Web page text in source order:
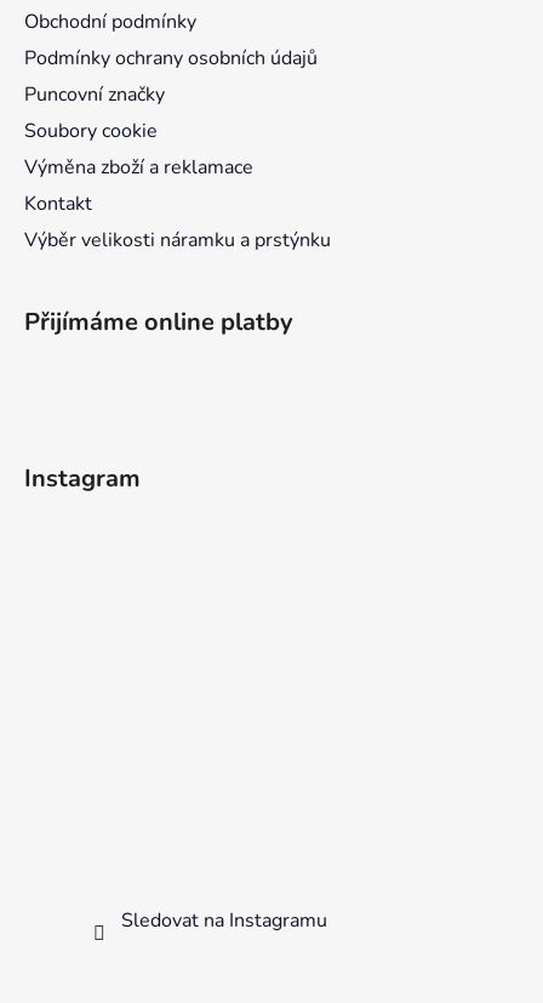
Obchodní podmínky
Podmínky ochrany osobních údajů
Puncovní značky
Soubory cookie
Výměna zboží a reklamace
Kontakt
Výběr velikosti náramku a prstýnku
Přijímáme online platby
Instagram
Sledovat na Instagramu